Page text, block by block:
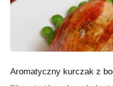
Aromatyczny kurczak z